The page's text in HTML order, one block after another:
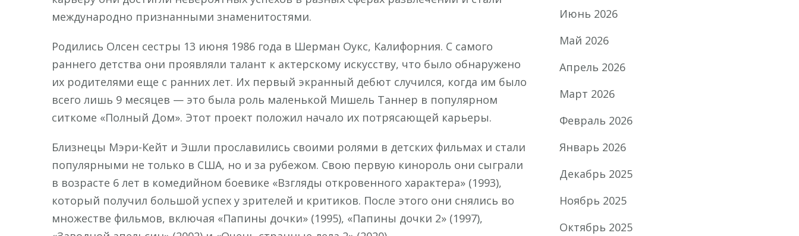
международно признанными знаменитостями.
Родились Олсен сестры 13 июня 1986 года в Шерман Оукс, Калифорния. С самого
раннего детства они проявляли талант к актерскому искусству, что было обнаружено
их родителями еще с ранних лет. Их первый экранный дебют случился, когда им было
всего лишь 9 месяцев — это была роль маленькой Мишель Таннер в популярном
ситкоме «Полный Дом». Этот проект положил начало их потрясающей карьеры.
Близнецы Мэри-Кейт и Эшли прославились своими ролями в детских фильмах и стали
популярными не только в США, но и за рубежом. Свою первую кинороль они сыграли
в возрасте 6 лет в комедийном боевике «Взгляды откровенного характера» (1993),
который получил большой успех у зрителей и критиков. После этого они снялись во
множестве фильмов, включая «Папины дочки» (1995), «Папины дочки 2» (1997),
Июнь 2026
Май 2026
Апрель 2026
Март 2026
Февраль 2026
Январь 2026
Декабрь 2025
Ноябрь 2025
Октябрь 2025